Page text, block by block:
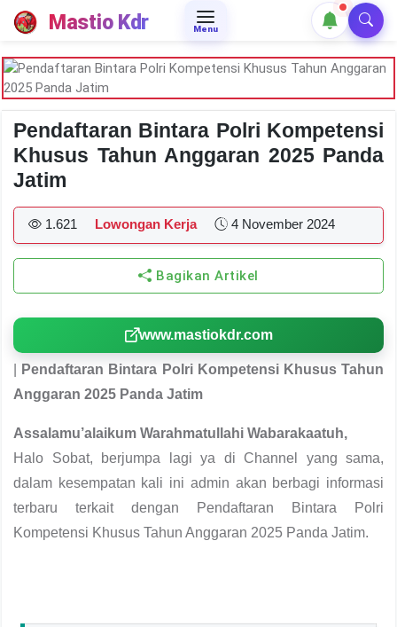
Mastio Kdr Menu
Pendaftaran Bintara Polri Kompetensi
Khusus Tahun Anggaran 2025 Panda
Jatim
1.621 Lowongan Kerja 4 November 2024
Bagikan Artikel
www.mastiokdr.com
Pendaftaran Bintara Polri Kompetensi Khusus Tahun
Anggaran 2025 Panda Jatim
Assalamu’alaikum Warahmatullahi Wabarakaatuh,
Halo Sobat, berjumpa lagi ya di Channel yang sama,
dalam kesempatan kali ini admin akan berbagi informasi
terbaru terkait dengan Pendaftaran Bintara Polri
Kompetensi Khusus Tahun Anggaran 2025 Panda Jatim.